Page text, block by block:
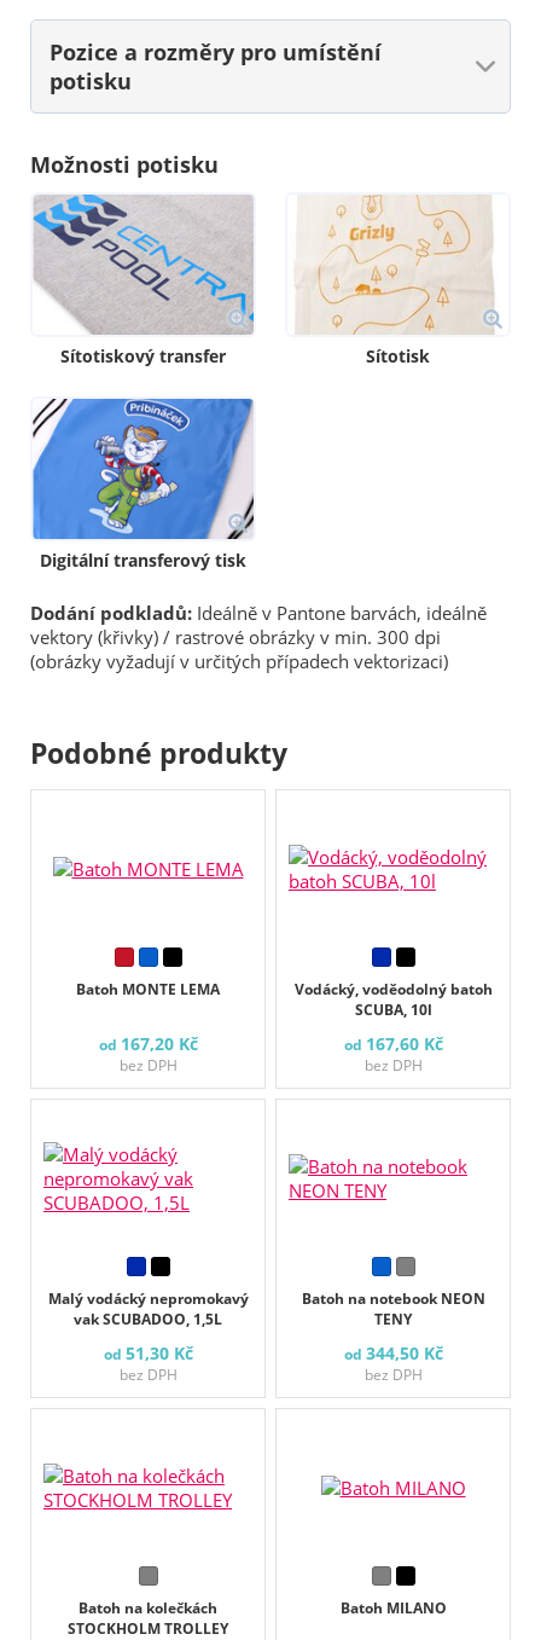
Pozice a rozměry pro umístění
potisku
Možnosti potisku
Sítotiskový transfer Sítotisk
Digitální transferový tisk
Dodání podkladů: Ideálně v Pantone barvách, ideálně
vektory (křivky) / rastrové obrázky v min. 300 dpi
(obrázky vyžadují v určitých případech vektorizaci)
Podobné produkty
Batoh MONTE LEMA
od 167,20 Kč
bez DPH
Vodácký, voděodolný batoh
SCUBA, 10l
od 167,60 Kč
bez DPH
Malý vodácký nepromokavý
vak SCUBADOO, 1,5L
od 51,30 Kč
bez DPH
Batoh na notebook NEON
TENY
od 344,50 Kč
bez DPH
Batoh na kolečkách
STOCKHOLM TROLLEY
Batoh MILANO